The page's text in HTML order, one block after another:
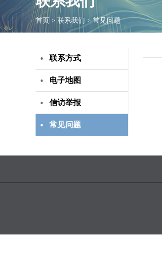
首页 > 联系我们 >常见问题
联系方式
电子地图
信访举报
常见问题